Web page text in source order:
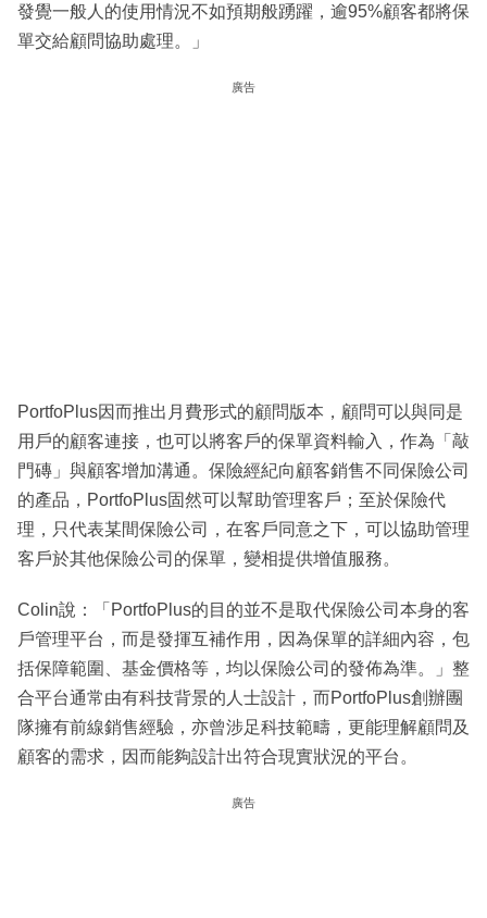
發覺一般人的使用情況不如預期般踴躍，逾95%顧客都將保
單交給顧問協助處理。」
廣告
PortfoPlus因而推出月費形式的顧問版本，顧問可以與同是
用戶的顧客連接，也可以將客戶的保單資料輸入，作為「敲
門磚」與顧客增加溝通。保險經紀向顧客銷售不同保險公司
的產品，PortfoPlus固然可以幫助管理客戶；至於保險代
理，只代表某間保險公司，在客戶同意之下，可以協助管理
客戶於其他保險公司的保單，變相提供增值服務。
Colin說：「PortfoPlus的目的並不是取代保險公司本身的客
戶管理平台，而是發揮互補作用，因為保單的詳細內容，包
括保障範圍、基金價格等，均以保險公司的發佈為準。」整
合平台通常由有科技背景的人士設計，而PortfoPlus創辦團
隊擁有前線銷售經驗，亦曾涉足科技範疇，更能理解顧問及
顧客的需求，因而能夠設計出符合現實狀況的平台。
廣告